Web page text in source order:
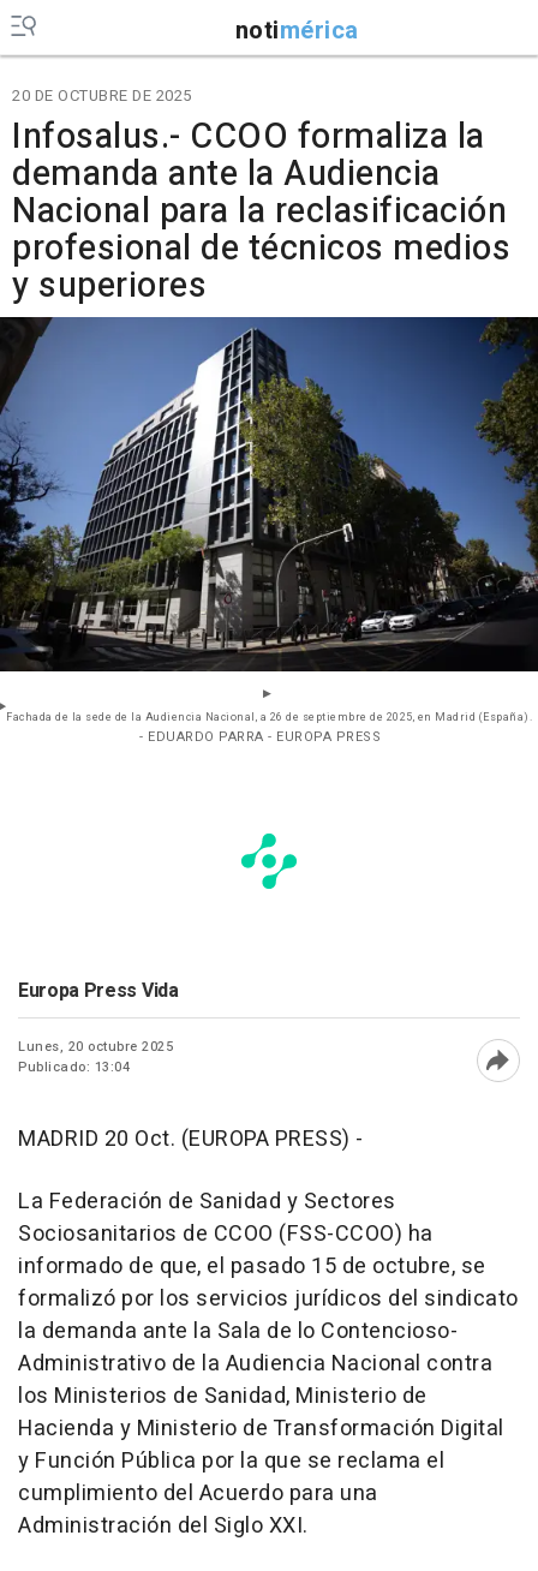
notimérica
20 DE OCTUBRE DE 2025
Infosalus.- CCOO formaliza la
demanda ante la Audiencia
Nacional para la reclasificación
profesional de técnicos medios
y superiores
Fachada de la sede de la Audiencia Nacional, a 26 de septiembre de 2025, en Madrid (España).
- EDUARDO PARRA - EUROPA PRESS
Europa Press Vida
Lunes, 20 octubre 2025
Publicado: 13:04
MADRID 20 Oct. (EUROPA PRESS) -
La Federación de Sanidad y Sectores
Sociosanitarios de CCOO (FSS-CCOO) ha
informado de que, el pasado 15 de octubre, se
formalizó por los servicios jurídicos del sindicato
la demanda ante la Sala de lo Contencioso-
Administrativo de la Audiencia Nacional contra
los Ministerios de Sanidad, Ministerio de
Hacienda y Ministerio de Transformación Digital
y Función Pública por la que se reclama el
cumplimiento del Acuerdo para una
Administración del Siglo XXI.